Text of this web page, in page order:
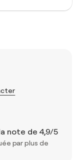
note de 4,9/5
par plus de